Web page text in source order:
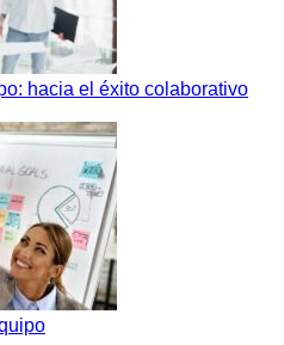
hacia el éxito colaborativo